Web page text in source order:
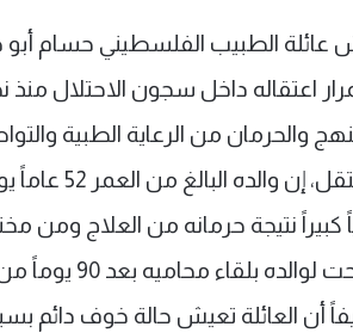
عائلة الطبيب الفلسطيني حسام
والحرمان من الرعاية الطبية
المعتقل،
كبيراً نتيجة حرمانه من العلاج ومن
سمحت
أن العائلة تعيش حالة خوف دائم